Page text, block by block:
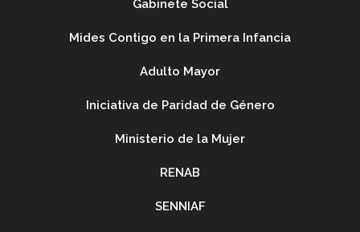
Gabinete Social
Mides Contigo en la Primera Infancia
Adulto Mayor
Iniciativa de Paridad de Género
Ministerio de la Mujer
RENAB
SENNIAF